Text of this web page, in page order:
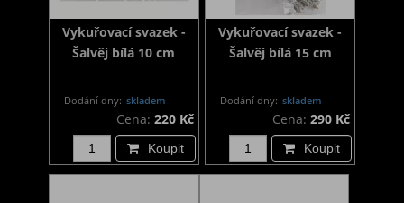
Vykuřovací svazek -
Šalvěj bílá 10 cm
Dodání dny: skladem
Cena: 220 Kč
Koupit
Vykuřovací svazek -
Šalvěj bílá 15 cm
Dodání dny: skladem
Cena: 290 Kč
Koupit